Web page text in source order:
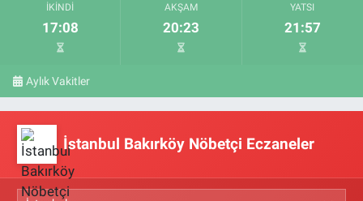
İKINDI
17:08
AKŞAM
20:23
YATSI
21:57
Aylık Vakitler
İstanbul Bakırköy Nöbetçi Eczaneler